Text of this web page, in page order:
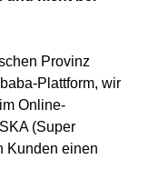
Provinz
Plattform, wir
Online-
(Super
Kunden einen